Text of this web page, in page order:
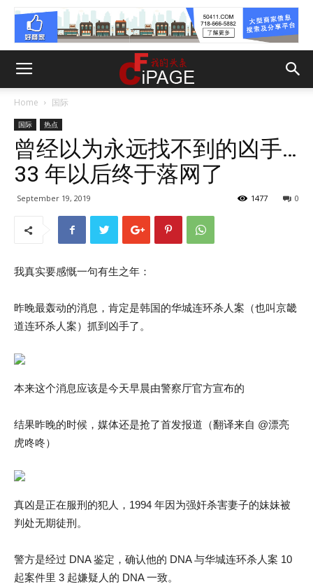
Home 国际
国际 热点
曾经以为永远找不到的凶手…
33 年以后终于落网了
September 19, 2019 0
1477
我真实要感慨一句有生之年：
昨晚最轰动的消息，肯定是韩国的华城连环杀人案（也叫京畿
道连环杀人案）抓到凶手了。
本来这个消息应该是今天早晨由警察厅官方宣布的
结果昨晚的时候，媒体还是抢了首发报道（翻译来自 @漂亮
虎咚咚）
真凶是正在服刑的犯人，1994 年因为强奸杀害妻子的妹妹被
判处无期徒刑。
警方是经过 DNA 鉴定，确认他的 DNA 与华城连环杀人案 10
起案件里 3 起嫌疑人的 DNA 一致。